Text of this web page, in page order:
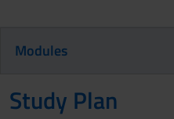
Modules
Study Plan